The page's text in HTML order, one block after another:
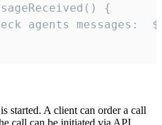
{
started. A client can order a call
call can be initiated via API